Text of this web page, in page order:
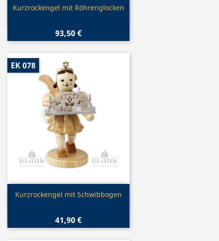
Vorschau
Kurzrockengel mit Röhrenglocken
93,50 €
Vorschau
Kurzrockengel mit Schwibbogen
41,90 €
EK 078